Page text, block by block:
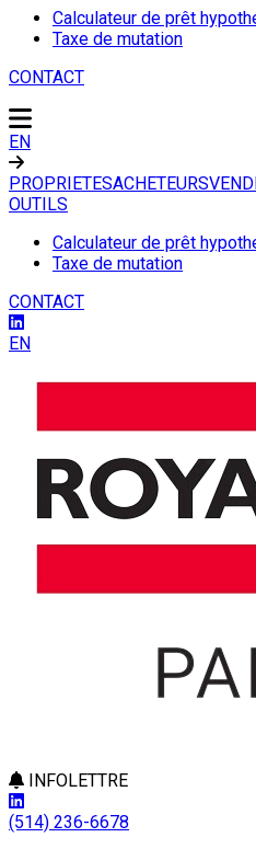
Calculateur de prêt
Taxe de mutation
CONTACT
EN
PROPRIETESACHETEURS
OUTILS
Calculateur de prêt
Taxe de mutation
CONTACT
EN
INFOLETTRE
(514) 236-6678